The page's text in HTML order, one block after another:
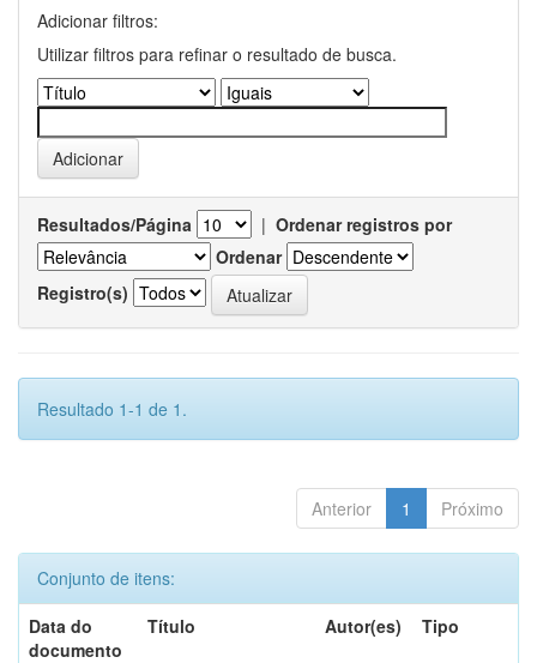
Adicionar filtros:
Utilizar filtros para refinar o resultado de busca.
Resultados/Página | Ordenar registros por
Ordenar
Registro(s)
Resultado 1-1 de 1.
Anterior 1 Próximo
Conjunto de itens:
Data do
documento
Título Autor(es) Tipo